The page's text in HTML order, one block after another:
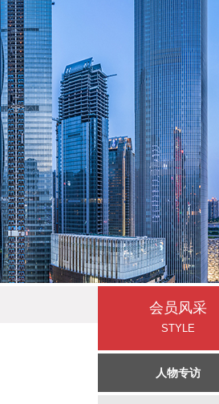
会员风采
STYLE
人物专访